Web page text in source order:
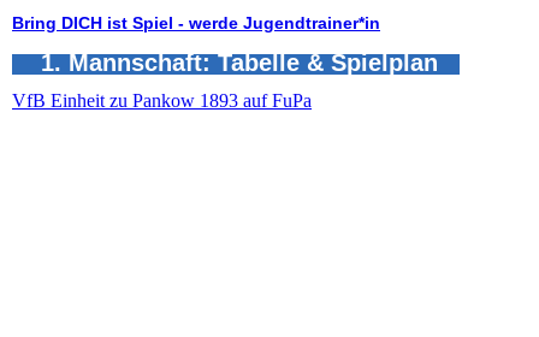
Bring DICH ist Spiel - werde Jugendtrainer*in
1. Mannschaft: Tabelle & Spielplan